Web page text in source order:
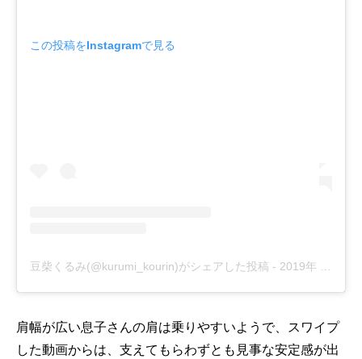
この投稿をInstagramで見る
豆柴くるみ(@kurumi_kourin)がシェアした投稿 - 2019年 2月月17日午後6時01分PST
肩幅が広い息子さんの肩は乗りやすいようで、スワイプ
した動画からは、支えてもらわずとも見事な安定感が出